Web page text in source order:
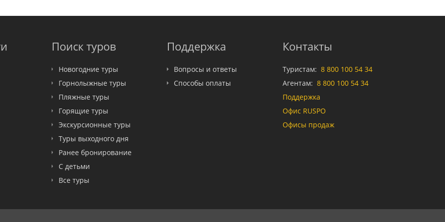
Поиск туров
Новогодние туры
Горнолыжные туры
Пляжные туры
Горящие туры
Экскурсионные туры
Туры выходного дня
Ранее бронирование
С детьми
Все туры
Поддержка
Вопросы и ответы
Способы оплаты
Контакты
Туристам: 8 800 100 54 34
Агентам: 8 800 100 54 34
Поддержка
Офис RUSPO
Офисы продаж